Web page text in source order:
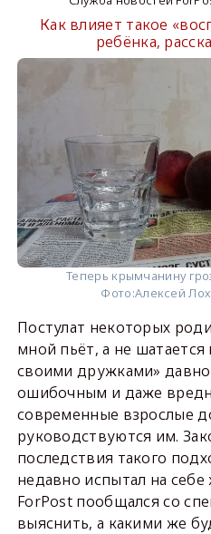
Как влияет такое
ребёнка,
Теперь крымчанину
Фото:Алексей
Постулат некоторых
мной пьёт, а не
своими дружками»
ошибочным и даже
современные взрослые
руководствуются им.
последствия такого
недавно испытал на
ForPost пообщался со
выяснить, а какими же